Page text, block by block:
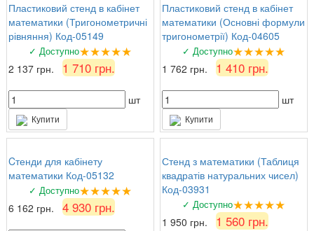
Пластиковий стенд в кабінет
математики (Тригонометричні
рівняння) Код-05149
✓ Доступно★★★★★
2 137 грн. 1 710 грн.
шт
Купити
Пластиковий стенд в кабінет
математики (Основні формули
тригонометрії) Код-04605
✓ Доступно★★★★★
1 762 грн. 1 410 грн.
шт
Купити
Cтенди для кабінету
математики Код-05132
✓ Доступно★★★★★
6 162 грн. 4 930 грн.
Стенд з математики (Таблиця
квадратів натуральних чисел)
Код-03931
✓ Доступно★★★★★
1 950 грн. 1 560 грн.